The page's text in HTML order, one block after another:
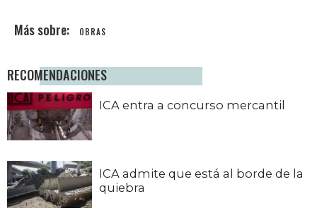
OBRAS
RECOMENDACIONES
ICA entra a concurso mercantil
ICA admite que está al borde de la
quiebra